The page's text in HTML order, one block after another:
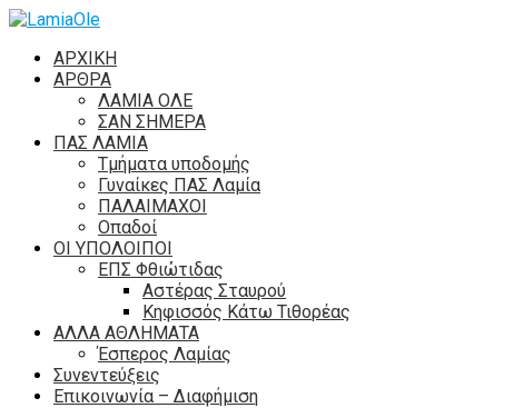
ΑΡΧΙΚΗ
ΑΡΘΡΑ
ΛΑΜΙΑ ΟΛΕ
ΣΑΝ ΣΗΜΕΡΑ
ΠΑΣ ΛΑΜΙΑ
Τμήματα υποδομής
Γυναίκες ΠΑΣ Λαμία
ΠΑΛΑΙΜΑΧΟΙ
Οπαδοί
ΟΙ ΥΠΟΛΟΙΠΟΙ
ΕΠΣ Φθιώτιδας
Αστέρας Σταυρού
Κηφισσός Κάτω Τιθορέας
ΑΛΛΑ ΑΘΛΗΜΑΤΑ
Έσπερος Λαμίας
Συνεντεύξεις
Επικοινωνία – Διαφήμιση